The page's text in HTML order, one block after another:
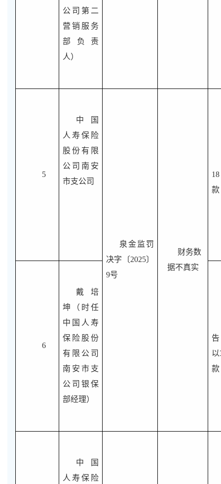
公司第二
营销服务
部负责
人）
5
中国
人寿保险
股份有限
公司南安
市支公司
泉金监罚
决字〔2025〕
9号
财务数
据不真实
款
6
戴培
坤（时任
中国人寿
保险股份
有限公司
南安市支
公司银保
部经理）
款
中国
人寿保险